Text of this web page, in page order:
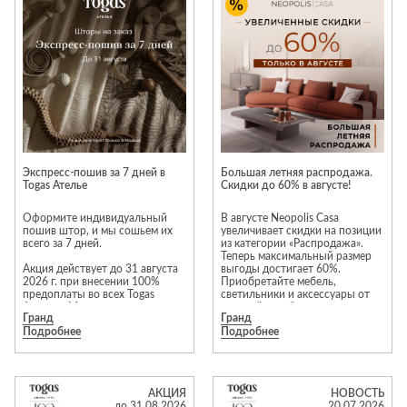
Приставные
столики
Сервировочные
столики
Туалетные
столики
Все стулья
Стулья
Табуреты
Двери
Входные двери
двери
Беседки,
павильоны,
зонты
Грили и очаги
Диваны
Кресла и
шезлонги
ресторанов и
Столы
Сантехника
Душ
Торшеры
Уличный свет
Товары для
дома
Ароматы для
дома и
косметика
Бытовая химия
Вешалки
Гладильные
доски
Экспресс-пошив за 7 дней в
Togas Ателье
Оформите индивидуальный
пошив штор, и мы сошьем их
всего за 7 дней.
Акция действует до 31 августа
2026 г. при внесении 100%
предоплаты во всех Togas
В предложении участвует
Предложение
распространяется на прямые
Гранд
Подробнее
Большая летняя распродажа.
Скидки до 60% в августе!
В августе Neopolis Casa
увеличивает скидки на позиции
из категории «Распродажа».
Теперь максимальный размер
выгоды достигает 60%.
Приобретайте мебель,
светильники и аксессуары от
привлекательных условиях!*
и современности моделей. В
акции участвуют
Гранд
Подробнее
АКЦИЯ
НОВОСТЬ